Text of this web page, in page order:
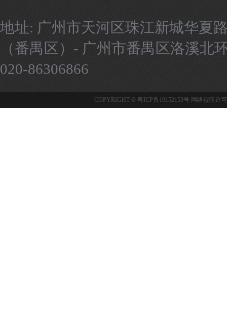
地址: 广州市天河区珠江新城华
（番禺区）- 广州市番禺区洛溪
020-86306866
COPYRIGHT © 粤ICP备19152153号 网络视听许